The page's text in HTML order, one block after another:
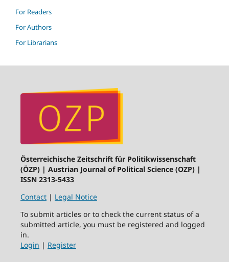
For Readers
For Authors
For Librarians
Österreichische Zeitschrift für Politikwissenschaft
(ÖZP) | Austrian Journal of Political Science (OZP) |
ISSN 2313-5433
Contact| Legal Notice
To submit articles or to check the current status of a
submitted article, you must be registered and logged
in.
Login | Register